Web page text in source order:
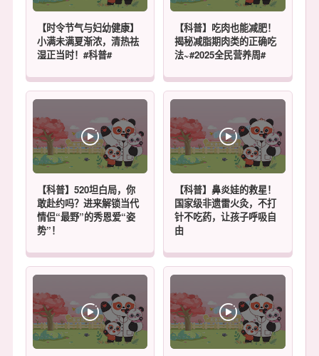
【时令节气与妇幼健康】
小满未满夏渐浓，清热祛
湿正当时！#科普#
【科普】吃肉也能减肥！
揭秘减脂期肉类的正确吃
法~#2025全民营养周#
【科普】520坦白局，你
敢赴约吗？进来解锁当代
情侣“最野”的秀恩爱“姿
势”！
【科普】鼻炎娃的救星！
国家级非遗雷火灸，不打
针不吃药，让孩子呼吸自
由